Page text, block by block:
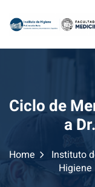
Ciclo de
a
Home
Instituto
Higiene